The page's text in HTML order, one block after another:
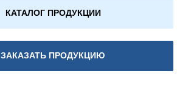
КАТАЛОГ ПРОДУКЦИИ
ЗАКАЗАТЬ ПРОДУКЦИЮ